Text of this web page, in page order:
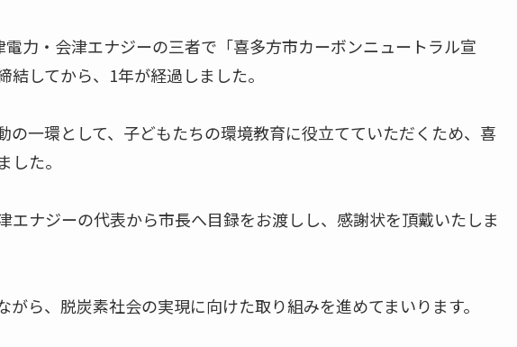
力・会津エナジーの三者で「喜多方市カーボンニュートラル宣
してから、1年が経過しました。
の一環として、子どもたちの環境教育に役立てていただくため、喜
た。
エナジーの代表から市長へ目録をお渡しし、感謝状を頂戴いたしま
ら、脱炭素社会の実現に向けた取り組みを進めてまいります。